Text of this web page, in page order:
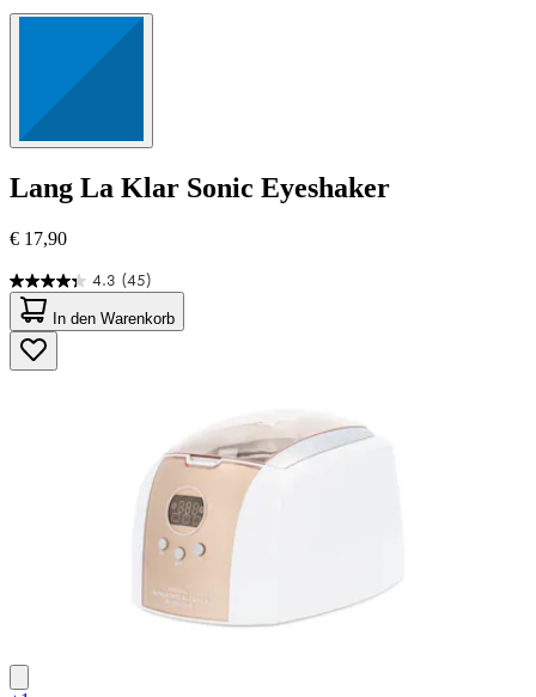
Lang La Klar Sonic Eyeshaker
€ 17,90
4.3 (45)
4.3
von
5
Sternen.
45
In den Warenkorb